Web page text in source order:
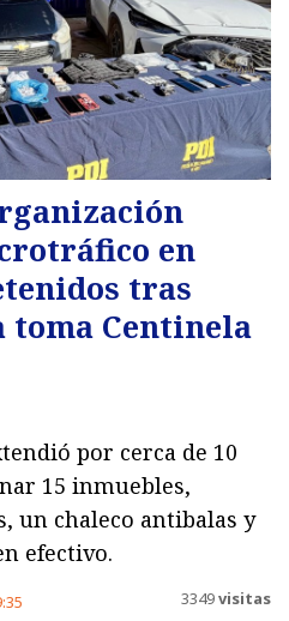
en
tras
toma Centinela
por cerca de 10
15 inmuebles,
un chaleco antibalas y
efectivo.
3349visitas